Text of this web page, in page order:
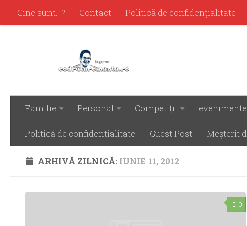
Cine sunt…? Contact Politică de confidenţialitate
Familie Personal Competiţii evenimente
Politică de confidenţialitate Guest Post Meşterit
ARHIVĂ ZILNICĂ: IUNIE 11, 2012
0